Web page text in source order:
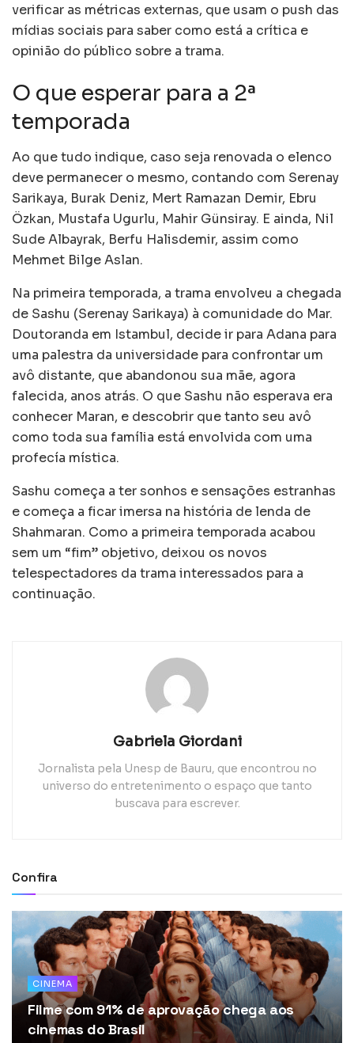
verificar as métricas externas, que usam o push das
mídias sociais para saber como está a crítica e
opinião do público sobre a trama.
O que esperar para a 2ª
temporada
Ao que tudo indique, caso seja renovada o elenco
deve permanecer o mesmo, contando com Serenay
Sarikaya, Burak Deniz, Mert Ramazan Demir, Ebru
Özkan, Mustafa Ugurlu, Mahir Günsiray. E ainda, Nil
Sude Albayrak, Berfu Halisdemir, assim como
Mehmet Bilge Aslan.
Na primeira temporada, a trama envolveu a chegada
de Sashu (Serenay Sarikaya) à comunidade do Mar.
Doutoranda em Istambul, decide ir para Adana para
uma palestra da universidade para confrontar um
avô distante, que abandonou sua mãe, agora
falecida, anos atrás. O que Sashu não esperava era
conhecer Maran, e descobrir que tanto seu avô
como toda sua família está envolvida com uma
profecía mística.
Sashu começa a ter sonhos e sensações estranhas
e começa a ficar imersa na história de lenda de
Shahmaran. Como a primeira temporada acabou
sem um “fim” objetivo, deixou os novos
telespectadores da trama interessados para a
continuação.
Gabriela Giordani
Jornalista pela Unesp de Bauru, que encontrou no
universo do entretenimento o espaço que tanto
buscava para escrever.
Confira
CINEMA
Filme com 91% de aprovação chega aos
cinemas do Brasil